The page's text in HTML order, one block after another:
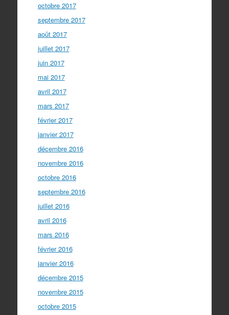
octobre 2017
septembre 2017
août 2017
juillet 2017
juin 2017
mai 2017
avril 2017
mars 2017
février 2017
janvier 2017
décembre 2016
novembre 2016
octobre 2016
septembre 2016
juillet 2016
avril 2016
mars 2016
février 2016
janvier 2016
décembre 2015
novembre 2015
octobre 2015